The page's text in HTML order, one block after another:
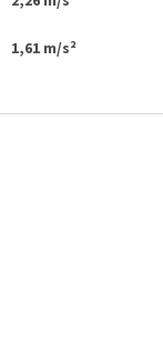
1,61 m/s²